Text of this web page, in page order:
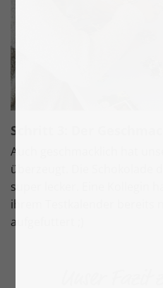
Schritt 3: Der
Auch geschmacklich hat
überzeugt. Die Schokolade
super lecker. Eine Kollegin
ihrem Testkalender bereits
aufgefuttert ;)